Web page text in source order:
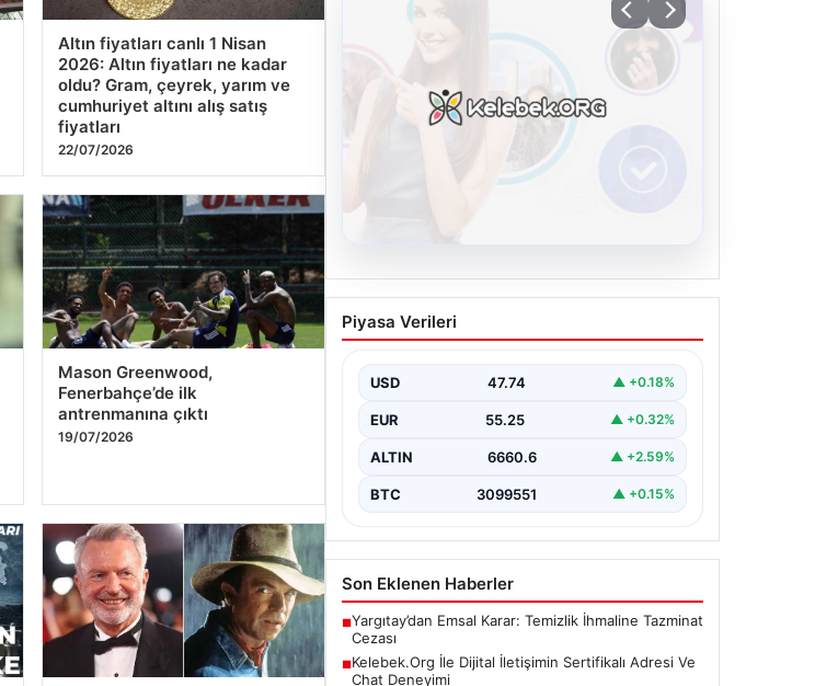
Üniteleri – Gaziantep Akü
24/07/2026
Altın fiyatları canlı 1 Nisan
2026: Altın fiyatları ne kadar
oldu? Gram, çeyrek, yarım ve
cumhuriyet altını alış satış
fiyatları
22/07/2026
Mason Greenwood,
Fenerbahçe’de ilk
antrenmanına çıktı
19/07/2026
Bizi Takip Edin
Kelebek.Org İle Dijital İletişimin
Deneyimi
Sanal dünyasında kullanıcıların güvenli bir
tarzda iletişim kurması kritik bir değer ifade
etmektedir. Günümüzde…
Piyasa Verileri
USD 47.74 ▲ +0.18%
EUR 55.25 ▲ +0.32%